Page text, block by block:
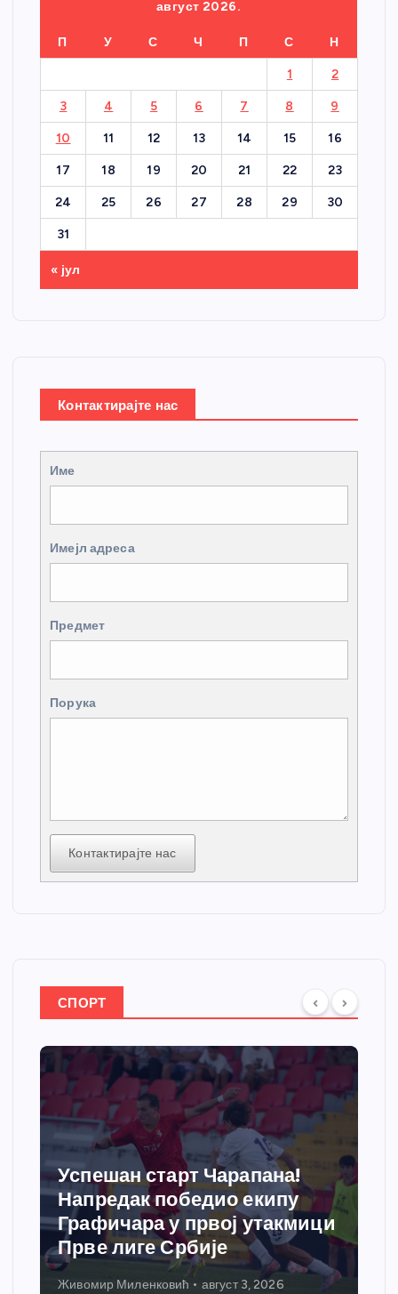
август 2026.
П У С Ч П С Н
1 2
3 4 5 6 7 8 9
10 11 12 13 14 15 16
17 18 19 20 21 22 23
24 25 26 27 28 29 30
31
« јул
Контактирајте нас
Име
Имејл адреса
Предмет
Порука
Контактирајте нас
СПОРТ
Успешан старт Чарапана!
Напредак победио екипу
Графичара у првој утакмици
Прве лиге Србије
Живомир Миленковић август 3, 2026